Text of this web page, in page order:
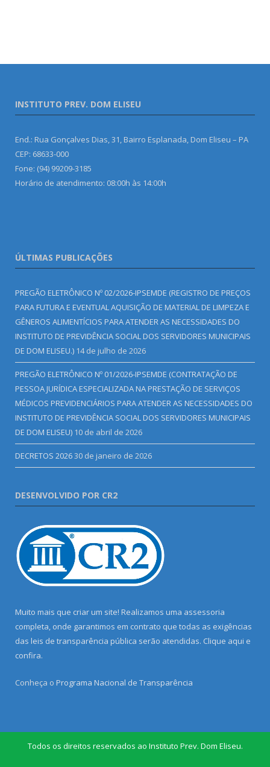
INSTITUTO PREV. DOM ELISEU
End.: Rua Gonçalves Dias, 31, Bairro Esplanada, Dom Eliseu – PA
CEP: 68633-000
Fone: (94) 99209-3185
Horário de atendimento: 08:00h às 14:00h
ÚLTIMAS PUBLICAÇÕES
PREGÃO ELETRÔNICO Nº 02/2026-IPSEMDE (REGISTRO DE PREÇOS
PARA FUTURA E EVENTUAL AQUISIÇÃO DE MATERIAL DE LIMPEZA E
GÊNEROS ALIMENTÍCIOS PARA ATENDER AS NECESSIDADES DO
INSTITUTO DE PREVIDÊNCIA SOCIAL DOS SERVIDORES MUNICIPAIS
DE DOM ELISEU.) 14 de julho de 2026
PREGÃO ELETRÔNICO Nº 01/2026-IPSEMDE (CONTRATAÇÃO DE
PESSOA JURÍDICA ESPECIALIZADA NA PRESTAÇÃO DE SERVIÇOS
MÉDICOS PREVIDENCIÁRIOS PARA ATENDER AS NECESSIDADES DO
INSTITUTO DE PREVIDÊNCIA SOCIAL DOS SERVIDORES MUNICIPAIS
DE DOM ELISEU) 10 de abril de 2026
DECRETOS 202630 de janeiro de 2026
DESENVOLVIDO POR CR2
Muito mais que criar um site! Realizamos uma assessoria
completa, onde garantimos em contrato que todas as exigências
das leis de transparência pública serão atendidas. Clique aqui e
confira.
Conheça o Programa Nacional de Transparência
Todos os direitos reservados ao Instituto Prev. Dom Eliseu.